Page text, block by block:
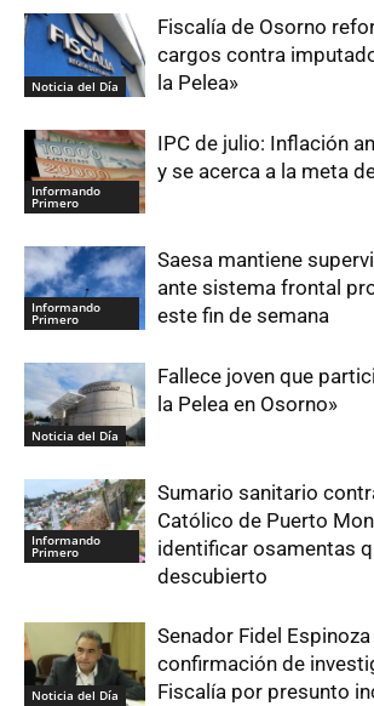
Noticia del Día
Fiscalía de Osorno
cargos contra
la Pelea»
Informando
Primero
IPC de julio: Inflación
y se acerca a la meta
Informando
Primero
Saesa mantiene
ante sistema frontal
este fin de semana
Noticia del Día
Fallece joven que
la Pelea en Osorno»
Informando
Primero
Sumario sanitario
Católico de Puerto
identificar osamentas
descubierto
Noticia del Día
Senador Fidel
confirmación de
Fiscalía por presunto